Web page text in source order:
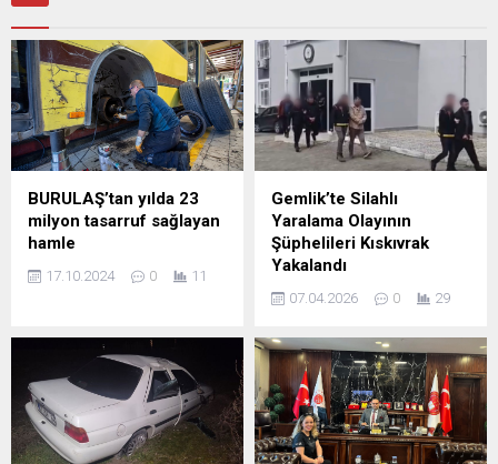
BURULAŞ’tan yılda 23
milyon tasarruf sağlayan
hamle
17.10.2024 0 11
Gemlik’te Silahlı
Yaralama Olayının
Şüphelileri Kıskıvrak
Yakalandı
07.04.2026 0 29